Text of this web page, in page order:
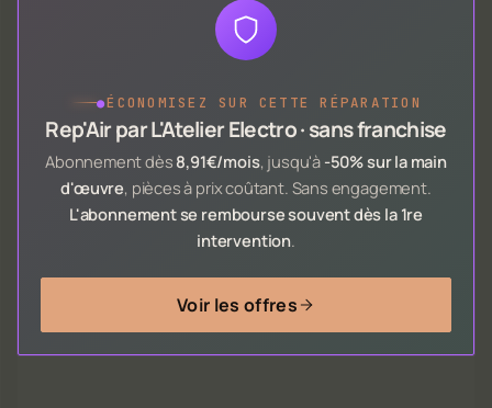
●ÉCONOMISEZ SUR CETTE RÉPARATION
Rep'Air par L'Atelier Electro · sans franchise
Abonnement dès 8,91€/mois, jusqu'à -50% sur la main
d'œuvre, pièces à prix coûtant. Sans engagement.
L'abonnement se rembourse souvent dès la 1re
intervention
Voir les offres